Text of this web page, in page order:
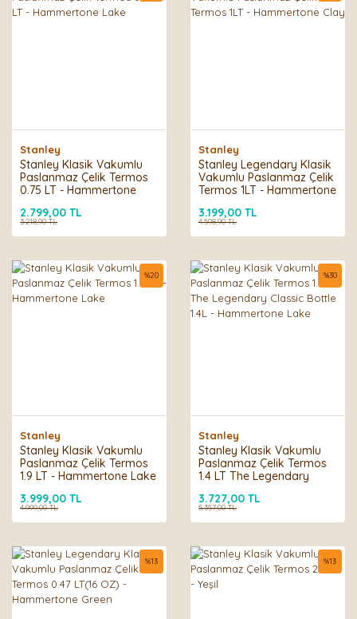
Stanley
Stanley Klasik Vakumlu
Paslanmaz Çelik Termos
0.75 LT - Hammertone
2.799,00 TL
3.218,90 TL
Stanley
Stanley Legendary Klasik
Vakumlu Paslanmaz Çelik
Termos 1LT - Hammertone
3.199,00 TL
4.598,90 TL
Stanley
Stanley Klasik Vakumlu
Paslanmaz Çelik Termos
1.9 LT - Hammertone Lake
%20
3.999,00 TL
4.999,00 TL
Stanley
Stanley Klasik Vakumlu
Paslanmaz Çelik Termos
1.4 LT The Legendary
Hammertone Lake
%30
3.727,00 TL
5.357,00 TL
%13 %13